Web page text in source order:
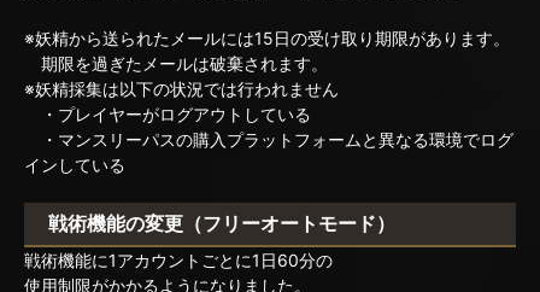
※妖精から送られたメールには15日の受け取り期限があります。
期限を過ぎたメールは破棄されます。
※妖精採集は以下の状況では行われません
・プレイヤーがログアウトしている
・マンスリーパスの購入プラットフォームと異なる環境でログ
インしている
戦術機能の変更（フリーオートモード）
戦術機能に1アカウントごとに1日60分の
使用制限がかかるようになりました。